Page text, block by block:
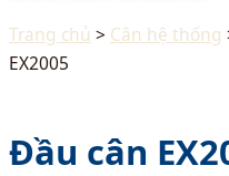
Trang chủ > Cân hệ thống
EX2005
Đầu cân